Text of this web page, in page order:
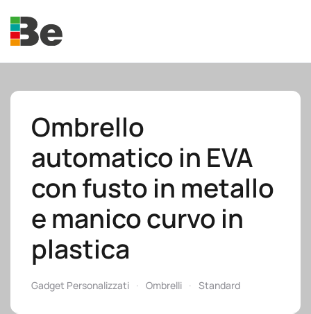
Skip to main content
Ombrello
automatico in EVA
con fusto in metallo
e manico curvo in
plastica
Gadget Personalizzati Ombrelli Standard